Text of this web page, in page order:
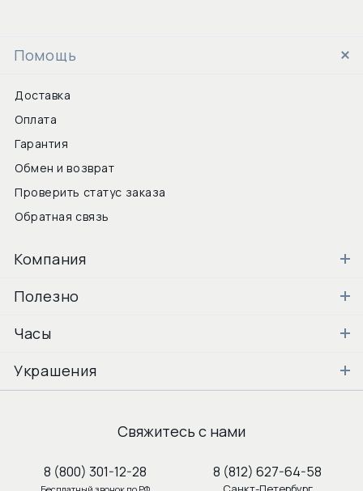
Помощь
Доставка
Оплата
Гарантия
Обмен и возврат
Проверить статус заказа
Обратная связь
Компания
Полезно
Часы
Украшения
Свяжитесь с нами
8 (800) 301-12-28
Бесплатный звонок по РФ
8 (812) 627-64-58